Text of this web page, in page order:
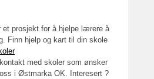
et prosjekt for å hjelpe lærere å
Finn hjelp og kart til din skole
med skoler som ønsker
i Østmarka OK. Interesert ?